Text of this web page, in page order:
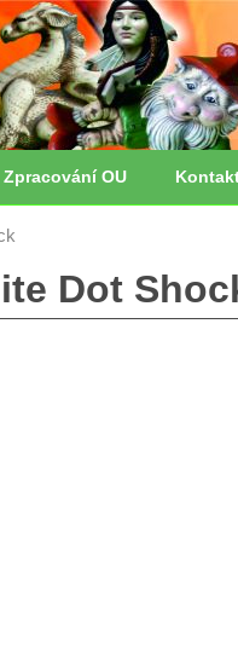
Zpracování OU
Dot